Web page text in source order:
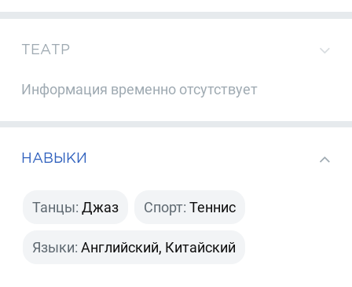
ТЕАТР
Информация временно отсутствует
НАВЫКИ
Танцы: Джаз Спорт: Теннис
Языки: Английский, Китайский